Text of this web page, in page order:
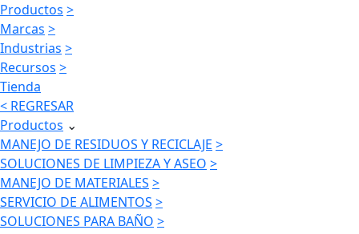
Productos >
Marcas >
Industrias >
Recursos >
Tienda
< REGRESAR
Productos ⌄
MANEJO DE RESIDUOS Y RECICLAJE >
SOLUCIONES DE LIMPIEZA Y ASEO >
MANEJO DE MATERIALES >
SERVICIO DE ALIMENTOS >
SOLUCIONES PARA BAÑO >